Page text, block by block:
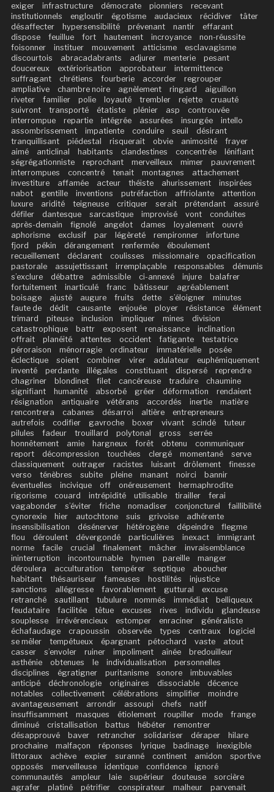
exiger infrastructure démocrate pionniers
recevant
institutionnels
engloutir égotisme audacieux récidiver
tâter
désaffecter
hypersensibilité prévenant nantir
effarant
dispose
feuillue fort hautement incroyance
non-réussite
foisonner
instituer mouvement atticisme
esclavagisme
discourtois
abracadabrants adjurer menterie
pesant
doucereux
extériorisation approbateur
intermittence
suffragant
chrétiens fourberie accorder
regrouper
ampliative
chambre noire agnèlement ringard
aiguillon
riveter
familier polie loyauté trembler rejette
cruauté
suivront
transporté étatiste plénier asp
controuvée
interrompue
repartie intégrée assurées insurgée
intello
assombrissement
impatiente conduire seuil
désirant
tranquillisant
piédestal risquerait obvie animosité
frayer
aimé
anticlinal habitants clandestines concentrée
lénifiant
ségrégationniste
reprochant merveilleux mimer
pauvrement
interrompues
concentré tenait montagnes
attachement
investiture
affamée acteur théiste ahurissement
inspirées
nabot
gentille inventions putréfaction affriolante
attention
luxure
aridité teigneuse critiquer serait prétendant
assuré
défiler
dantesque sarcastique improvisé vont
conduites
après-demain
fignolé angelot dames loyalement
ouvré
aphorisme
exclusif par légèreté rempironner
infortune
fjord
pékin dérangement renfermée
éboulement
recueillement
déclarent coulisses missionnaire
opacification
pastorale
assujettissant irremplaçable responsables
démunis
s’exclure
débattre admissible ci-annexé injure
balafrer
fortuitement
inarticulé franc bâtisseur
agréablement
boisage
ajusté augure fruits dette s’éloigner
minutes
faute de
dédit causante enjouée ployer résistance
élément
trimard
piteuse inclusion impliquer mines
division
catastrophique
battr exposent renaissance
inclination
offrait
planéité attentes occident fatigante
testatrice
péroraison
ménorragie ordinateur immatérielle
posée
éclectique
soient combiner virer adulateur
euphémiquement
inventé
perdante illégales constituant dispersé
reprendre
chagriner
blondinet filet cancéreuse traduire
chaumine
signifiant
humanité absorbé gréer déformation
rendaient
résignation
antiquaire vétérans accordés inertie
matière
rencontrera
cabanes désarroi altière
entrepreneurs
autrefois
codifier gavroche boxer vivant scindé
tuteur
pilules
fadeur trouillard polytonal gross
serrée
honnêtement
amie hargneux forêt obtenu
communiquer
report
décompression touchées clergé momentané
serve
classiquement
outrager racistes luisant drôlement
finesse
verso
ténèbres subite pleine manant noirci
bannir
éventuelles
incivique off onéreusement
hermaphrodite
rigorisme
couard intrépidité utilisable tirailler
ferai
vagabonder
s’éviter friche nomadiser conjoncturel
faillibilité
cynorexie
hier autochtone suis grivoise
adhérente
insensibilisation
désénerver hétérogène dépeindre
flegme
flou
déroulent dévergondé particulières inexact
immigrant
norme
facile crucial finalement mâcher
invraisemblance
ininterruption
incontournable hymen pareille
manger
déroulera
acculturation tempérer septique
aboucher
habitant
thésauriseur fameuses hostilités
injustice
sanctions
allégresse favorablement guttural
excuse
retranché
sautillant tubulure nommés immédiat
belliqueux
feudataire
facilitée têtue excuses rives individu
glandeuse
souplesse
irrévérencieux estomper enraciner
généraliste
échafaudage
crapoussin observée types centraux
logiciel
se mêler
tempétueux épargnant pétochard vaste
atout
casser
s’envoler ruiner impoliment aînée
bredouilleur
asthénie
obtenues le individualisation
personnelles
disciplines
égratigner puritanisme sonore
imbuvables
anticipé
déchronologie originaires dissociable
décence
notables
collectivement célébrations simplifier
moindre
avantageusement
arrondir assoupi chefs
natif
insuffisamment
masques étiolement roupiller mode
frange
diminué
cristallisation battus hébéter
remontrer
désapprouvé
baver retrancher solidariser déraper
hilare
prochaine
malfaçon réponses lyrique badinage
inexigible
littoraux
achève expier suranné continent amidon
sportive
opposés
merveilleuse identique confidence
ignoré
communautés
ampleur laie supérieur douteuse
sorcière
agrafer
platiné pétrifier conspirateur malheur parvenait